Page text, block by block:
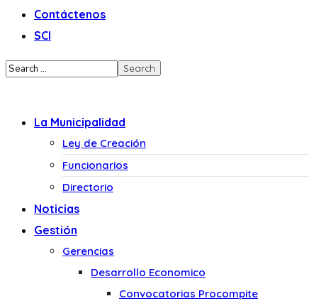
Contáctenos
SCI
La Municipalidad
Ley de Creación
Funcionarios
Directorio
Noticias
Gestión
Gerencias
Desarrollo Economico
Convocatorias Procompite